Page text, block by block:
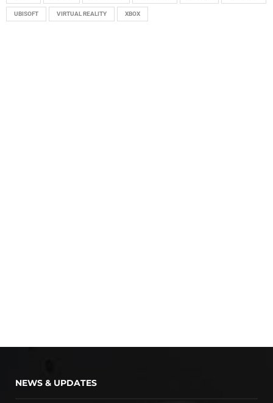
UBISOFT VIRTUAL REALITY XBOX
NEWS & UPDATES